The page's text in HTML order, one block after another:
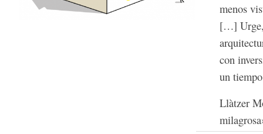
menos
[…] Urge,
con
un
Llàtzer